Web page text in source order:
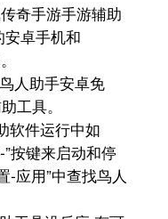
奇手游手游辅助
卓手机和
人助手安卓免
工具。
软件运行中如
”按键来启动和停
-应用”中查找鸟人